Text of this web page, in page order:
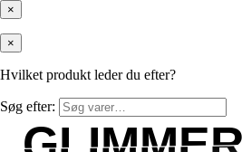
×
×
Hvilket produkt leder du efter?
Søg efter: